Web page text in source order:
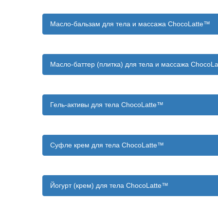
Масло-бальзам для тела и массажа ChocoLatte™
Масло-баттер (плитка) для тела и массажа
Гель-активы для тела ChocoLatte™
Суфле крем для тела ChocoLatte™
Йогурт (крем) для тела ChocoLatte™